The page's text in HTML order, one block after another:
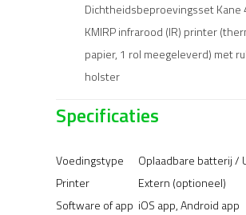
Dichtheidsbeproevingsset Kane
KMIRP infrarood (IR) printer
papier, 1 rol meegeleverd) met
holster
Specificaties
Voedingstype
Oplaadbare batterij /
Printer
Extern (optioneel)
Software of app iOS app, Android app